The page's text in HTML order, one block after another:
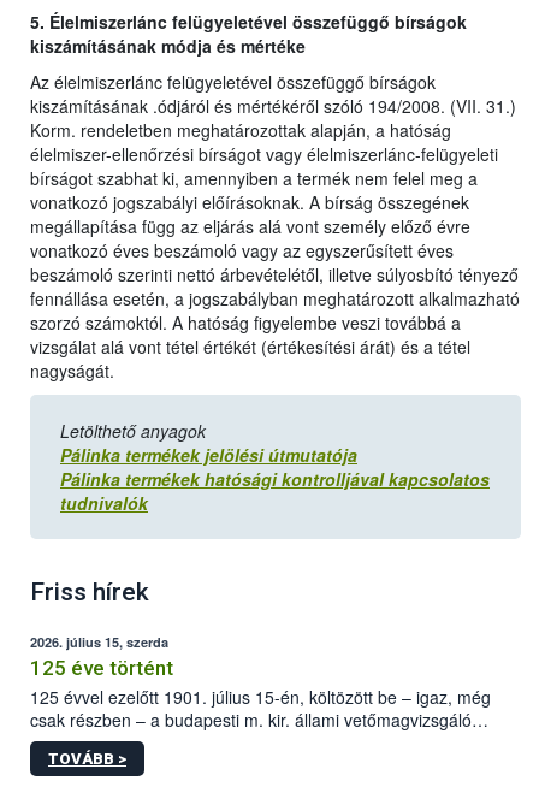
5. Élelmiszerlánc felügyeletével összefüggő bírságok
kiszámításának módja és mértéke
Az élelmiszerlánc felügyeletével összefüggő bírságok
kiszámításának .ódjáról és mértékéről szóló 194/2008. (VII. 31.)
Korm. rendeletben meghatározottak alapján, a hatóság
élelmiszer-ellenőrzési bírságot vagy élelmiszerlánc-felügyeleti
bírságot szabhat ki, amennyiben a termék nem felel meg a
vonatkozó jogszabályi előírásoknak. A bírság összegének
megállapítása függ az eljárás alá vont személy előző évre
vonatkozó éves beszámoló vagy az egyszerűsített éves
beszámoló szerinti nettó árbevételétől, illetve súlyosbító tényező
fennállása esetén, a jogszabályban meghatározott alkalmazható
szorzó számoktól. A hatóság figyelembe veszi továbbá a
vizsgálat alá vont tétel értékét (értékesítési árát) és a tétel
nagyságát.
Letölthető anyagok
Pálinka termékek jelölési útmutatója
Pálinka termékek hatósági kontrolljával kapcsolatos
tudnivalók
Friss hírek
2026. július 15, szerda
125 éve történt
125 évvel ezelőtt 1901. július 15-én, költözött be – igaz, még
csak részben – a budapesti m. kir. állami vetőmagvizsgáló
állomás a Kis Rókus utca 15. szám alatti, Czigler Győző által
tervezett új épületébe.
TOVÁBB >